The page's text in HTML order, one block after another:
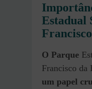
Estadual
O Parque
Francisco da
um papel